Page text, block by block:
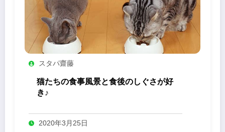
スタパ齋藤
猫たちの食事風景と食後のしぐさが好
き♪
2020年3月25日